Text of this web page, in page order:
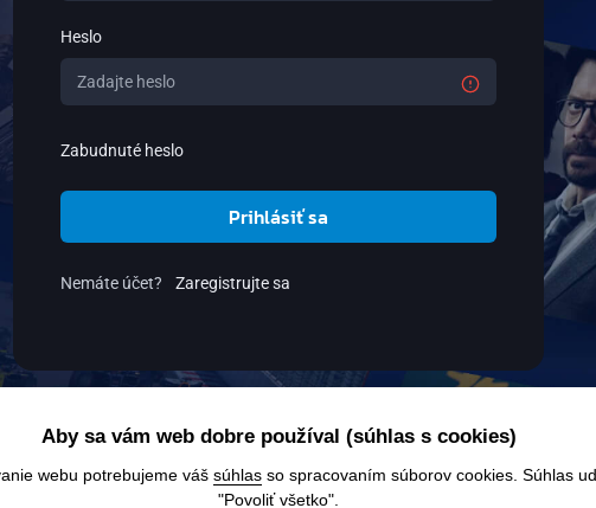
Heslo
Zabudnuté heslo
Prihlásiť sa
Nemáte účet? Zaregistrujte sa
Aby sa vám web dobre používal (súhlas s cookies)
webu potrebujeme váš súhlas so spracovaním súborov cookies. Súhlas
"Povoliť všetko".